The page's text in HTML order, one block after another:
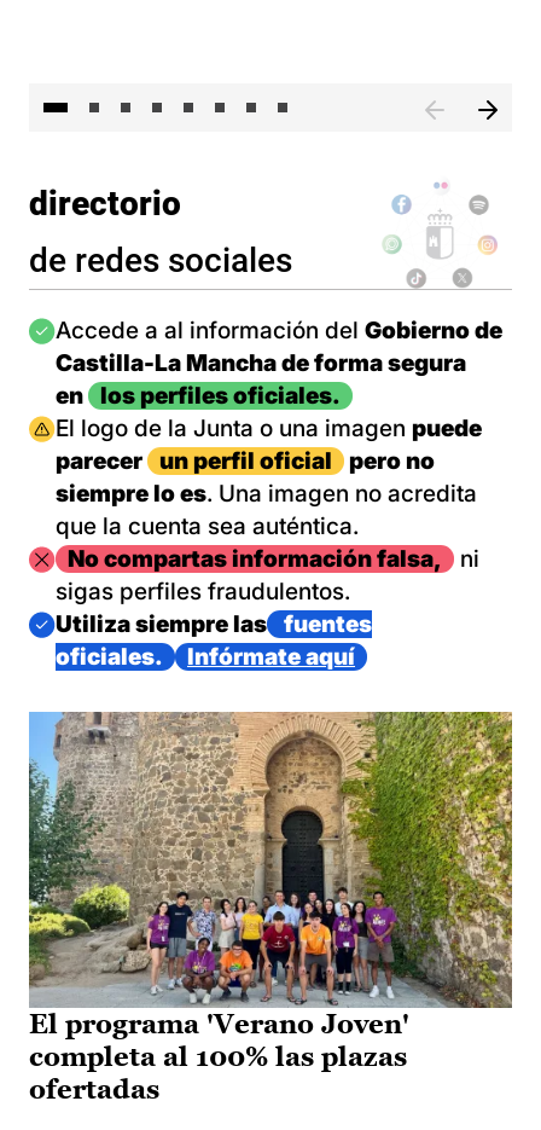
directorio
de redes sociales
Imagen
Accede a al información del Gobierno de
Castilla-La Mancha de forma segura
en
los perfiles oficiales.
Imagen
El logo de la Junta o una imagen puede
parecer
un perfil oficial
pero no
siempre lo es. Una imagen no acredita
que la cuenta sea auténtica.
ImagenNo compartas información falsa,
ni
sigas perfiles fraudulentos.
Imagen
Utiliza siempre las
fuentes
oficiales.
Infórmate aquí
El programa 'Verano Joven'
completa al 100% las plazas
ofertadas